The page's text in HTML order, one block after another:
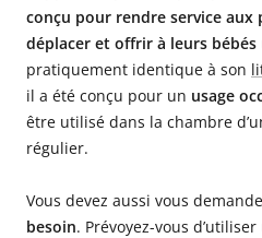
conçu pour rendre service
déplacer et offrir à leurs
pratiquement identique à son
il a été conçu pour un usage
être utilisé dans la chambre
régulier.
Vous devez aussi vous
besoin. Prévoyez-vous d’utiliser